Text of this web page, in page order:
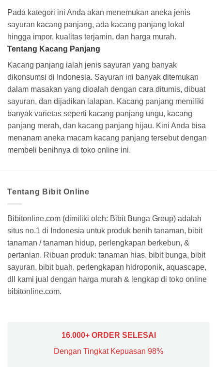
Pada kategori ini Anda akan menemukan aneka jenis
sayuran kacang panjang, ada kacang panjang lokal
hingga impor, kualitas terjamin, dan harga murah.
Tentang Kacang Panjang
Kacang panjang ialah jenis sayuran yang banyak
dikonsumsi di Indonesia. Sayuran ini banyak ditemukan
dalam masakan yang dioalah dengan cara ditumis, dibuat
sayuran, dan dijadikan lalapan. Kacang panjang memiliki
banyak varietas seperti kacang panjang ungu, kacang
panjang merah, dan kacang panjang hijau. Kini Anda bisa
menanam aneka macam kacang panjang tersebut dengan
membeli benihnya di toko online ini.
Tentang Bibit Online
Bibitonline.com (dimiliki oleh: Bibit Bunga Group) adalah
situs no.1 di Indonesia untuk produk benih tanaman, bibit
tanaman / tanaman hidup, perlengkapan berkebun, &
pertanian. Ribuan produk: tanaman hias, bibit bunga, bibit
sayuran, bibit buah, perlengkapan hidroponik, aquascape,
dll kami jual dengan harga murah & lengkap di toko online
bibitonline.com.
16.000+ ORDER SELESAI
Dengan Tingkat Kepuasan 98%